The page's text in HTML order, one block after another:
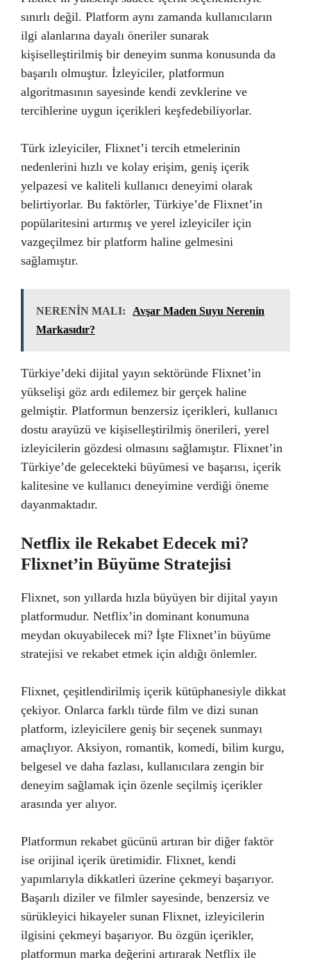
sınırlı değil. Platform aynı zamanda kullanıcıların
ilgi alanlarına dayalı öneriler sunarak
kişiselleştirilmiş bir deneyim sunma konusunda da
başarılı olmuştur. İzleyiciler, platformun
algoritmasının sayesinde kendi zevklerine ve
tercihlerine uygun içerikleri keşfedebiliyorlar.
Türk izleyiciler, Flixnet’i tercih etmelerinin
nedenlerini hızlı ve kolay erişim, geniş içerik
yelpazesi ve kaliteli kullanıcı deneyimi olarak
belirtiyorlar. Bu faktörler, Türkiye’de Flixnet’in
popülaritesini artırmış ve yerel izleyiciler için
vazgeçilmez bir platform haline gelmesini
sağlamıştır.
NERENİN MALI:
Avşar Maden Suyu Nerenin
Markasıdır?
Türkiye’deki dijital yayın sektöründe Flixnet’in
yükselişi göz ardı edilemez bir gerçek haline
gelmiştir. Platformun benzersiz içerikleri, kullanıcı
dostu arayüzü ve kişiselleştirilmiş önerileri, yerel
izleyicilerin gözdesi olmasını sağlamıştır. Flixnet’in
Türkiye’de gelecekteki büyümesi ve başarısı, içerik
kalitesine ve kullanıcı deneyimine verdiği öneme
dayanmaktadır.
Netflix ile Rekabet Edecek mi?
Flixnet’in Büyüme Stratejisi
Flixnet, son yıllarda hızla büyüyen bir dijital yayın
platformudur. Netflix’in dominant konumuna
meydan okuyabilecek mi? İşte Flixnet’in büyüme
stratejisi ve rekabet etmek için aldığı önlemler.
Flixnet, çeşitlendirilmiş içerik kütüphanesiyle dikkat
çekiyor. Onlarca farklı türde film ve dizi sunan
platform, izleyicilere geniş bir seçenek sunmayı
amaçlıyor. Aksiyon, romantik, komedi, bilim kurgu,
belgesel ve daha fazlası, kullanıcılara zengin bir
deneyim sağlamak için özenle seçilmiş içerikler
arasında yer alıyor.
Platformun rekabet gücünü artıran bir diğer faktör
ise orijinal içerik üretimidir. Flixnet, kendi
yapımlarıyla dikkatleri üzerine çekmeyi başarıyor.
Başarılı diziler ve filmler sayesinde, benzersiz ve
sürükleyici hikayeler sunan Flixnet, izleyicilerin
ilgisini çekmeyi başarıyor. Bu özgün içerikler,
platformun marka değerini artırarak Netflix ile